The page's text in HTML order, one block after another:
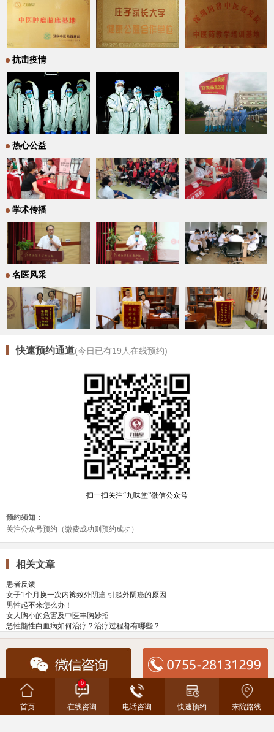
抗击疫情
热心公益
学术传播
名医风采
快速预约通道(今日已有19 人在线预约)
相关文章
患者反馈
女子1个月换一次内裤致外阴癌 引起外阴癌的原因
男性起不来怎么办！
女人胸小的危害及中医丰胸妙招
急性髓性白血病如何治疗？治疗过程都有哪些？
地址：深圳市龙华区书香门第上河坊九味堂
咨询热线：0755-28131299
首页
6
在线咨询 电话咨询 快速预约 来院路线